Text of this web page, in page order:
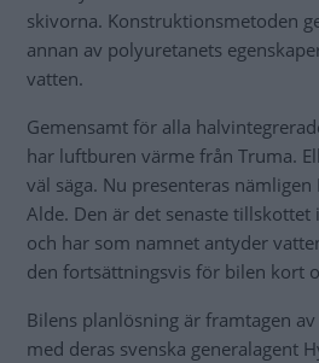
skivorna. Konstruktionsmetoden
annan av polyuretanets
vatten.
Gemensamt för alla
har luftburen värme från Truma.
väl säga. Nu presenteras
Alde. Den är det senaste
och har som namnet antyder
den fortsättningsvis för bilen kort
Bilens planlösning är framtagen
med deras svenska generalagent